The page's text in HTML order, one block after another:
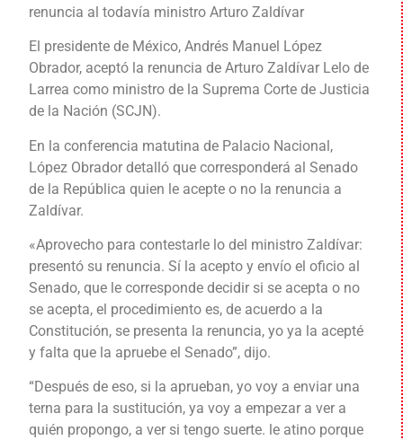
renuncia al todavía ministro Arturo Zaldívar
El presidente de México, Andrés Manuel López
Obrador, aceptó la renuncia de Arturo Zaldívar Lelo de
Larrea como ministro de la Suprema Corte de Justicia
de la Nación (SCJN).
En la conferencia matutina de Palacio Nacional,
López Obrador detalló que corresponderá al Senado
de la República quien le acepte o no la renuncia a
Zaldívar.
«Aprovecho para contestarle lo del ministro Zaldívar:
presentó su renuncia. Sí la acepto y envío el oficio al
Senado, que le corresponde decidir si se acepta o no
se acepta, el procedimiento es, de acuerdo a la
Constitución, se presenta la renuncia, yo ya la acepté
y falta que la apruebe el Senado”, dijo.
“Después de eso, si la aprueban, yo voy a enviar una
terna para la sustitución, ya voy a empezar a ver a
quién propongo, a ver si tengo suerte. le atino porque